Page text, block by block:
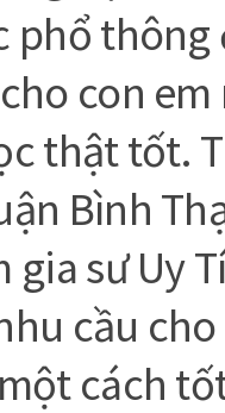
phổ thông
con
thật tốt.
Bình
gia sư Uy
cầu
cách